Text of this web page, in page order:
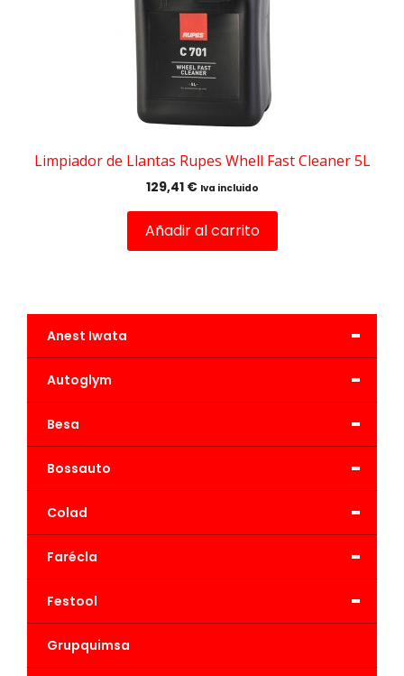
Limpiador de Llantas Rupes Whell Fast Cleaner 5L
129,41 € Iva incluido
Añadir al carrito
-
Anest Iwata
-
Autoglym
-
Besa
-
Bossauto
-
Colad
-
Farécla
-
Festool
Grupquimsa